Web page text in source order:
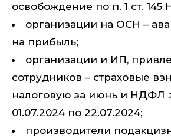
освобождение по п. 1 ст. 145
организации на ОСН –
на прибыль;
организации и ИП,
сотрудников – страховые
налоговую за июнь и НДФЛ
01.07.2024 по 22.07.2024;
производители